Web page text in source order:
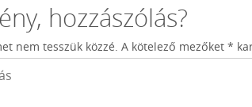
hozzászólás?
nem tesszük közzé. A kötelező mezőket *